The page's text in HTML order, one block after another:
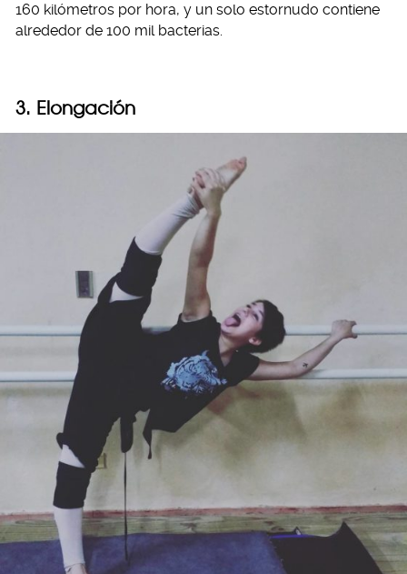
160 kilómetros por hora, y un solo estornudo contiene
alrededor de 100 mil bacterias.
3. Elongación